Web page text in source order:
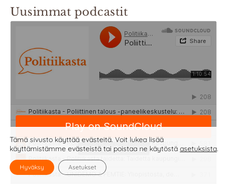
Uusimmat podcastit
Tämä sivusto käyttää evästeitä. Voit lukea lisää
käyttämistämme evästeistä tai poistaa ne käytöstä asetuksista.
Hyväksy Asetukset